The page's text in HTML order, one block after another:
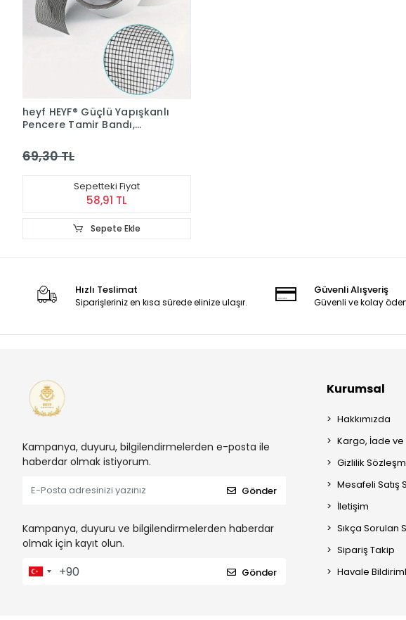
heyf HEYF® Güçlü Yapışkanlı
Pencere Tamir Bandı,
2 mt x 5 cm
69,30 TL
Sepetteki Fiyat
58,91 TL
Sepete Ekle
Hızlı Teslimat
Siparişleriniz en kısa sürede elinize ulaşır.
Güvenli Alışveriş
Güvenli ve kolay
Kampanya, duyuru, bilgilendirmelerden e-posta ile
haberdar olmak istiyorum.
Gönder
Kampanya, duyuru ve bilgilendirmelerden haberdar
olmak için kayıt olun.
Gönder
Kurumsal
Hakkımızda
Kargo, İade ve
Gizlilik
Mesafeli Satış
İletişim
Sıkça Sorulan
Sipariş Takip
Havale